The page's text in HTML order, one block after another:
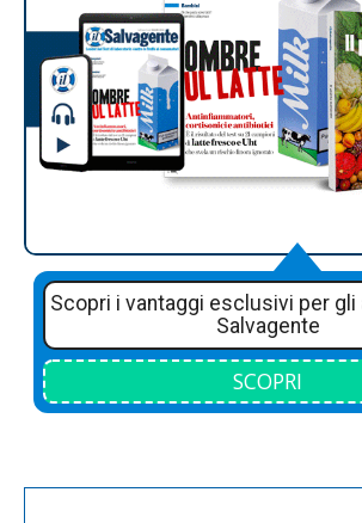
Scopri i vantaggi esclusivi per gli
Salvagente
SCOPRI